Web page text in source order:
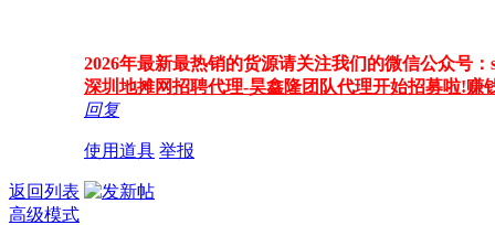
2026年最新最热销的货源请关注我们的微信公众号
深圳地摊网招聘代理-昊鑫隆团队代理开始招募啦!赚
回复
使用道具 举报
返回列表
高级模式